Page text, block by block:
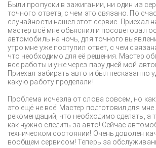
Были пропуски в зажигании, ни один из
точного ответа, с чем это связано. По
случайности нашёл этот сервис. Приехал
мастер всё мне объяснил и посоветовал
автомобиль на ночь, для точного
утро мне уже поступил ответ, с чем
что необходимо для её решения. Мастер
все работы и уже через пару дней мой
Приехал забирать авто и был несказанно
какую работу проделали!
Проблема исчезла от слова совсем, но
это ещё не всё! Мастер подготовил для мне
рекомендаций, что необходимо сделать, а
как нужно следить за авто! Сейчас
техническом состоянии! Очень доволен
вообщем сервисом! Теперь за